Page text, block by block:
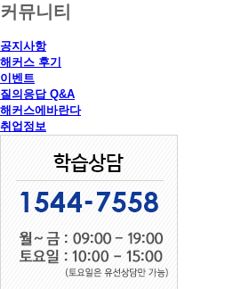
커뮤니티
공지사항
해커스 후기
이벤트
질의응답 Q&A
해커스에바란다
취업정보